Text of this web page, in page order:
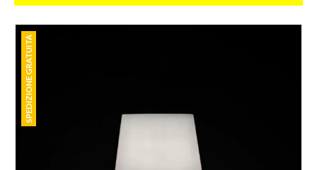
SPEDIZIONE GRATUITA
SPEDIZIONE GRATUITA